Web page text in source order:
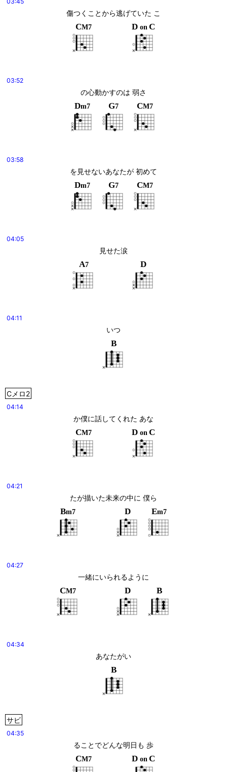
傷つくことから逃げていた こ
CM7 D on C
03:52
の心動かすのは 弱さ
Dm7 G7 CM7
03:58
を見せないあなたが 初めて
Dm7 G7 CM7
04:05
見せた涙
A7 D
04:11
いつ
B
Cメロ2
04:14
か僕に話してくれた あな
CM7 D on C
04:21
たが描いた未来の中に 僕ら
Bm7 D Em7
04:27
一緒にいられるように
CM7 D B
04:34
あなたがい
B
サビ
04:35
ることでどんな明日も 歩
CM7 D on C